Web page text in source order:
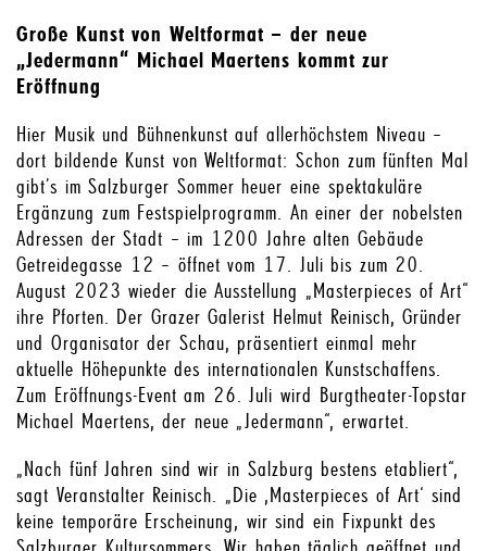
Große Kunst von Weltformat – der neue
„Jedermann“ Michael Maertens kommt zur
Eröffnung
Hier Musik und Bühnenkunst auf allerhöchstem Niveau –
dort bildende Kunst von Weltformat: Schon zum fünften Mal
gibt’s im Salzburger Sommer heuer eine spektakuläre
Ergänzung zum Festspielprogramm. An einer der nobelsten
Adressen der Stadt – im 1200 Jahre alten Gebäude
Getreidegasse 12 – öffnet vom 17. Juli bis zum 20.
August 2023 wieder die Ausstellung „Masterpieces of Art“
ihre Pforten. Der Grazer Galerist Helmut Reinisch, Gründer
und Organisator der Schau, präsentiert einmal mehr
aktuelle Höhepunkte des internationalen Kunstschaffens.
Zum Eröffnungs-Event am 26. Juli wird Burgtheater-Topstar
Michael Maertens, der neue „Jedermann“, erwartet.
„Nach fünf Jahren sind wir in Salzburg bestens etabliert“,
sagt Veranstalter Reinisch. „Die ,Masterpieces of Art‘ sind
keine temporäre Erscheinung, wir sind ein Fixpunkt des